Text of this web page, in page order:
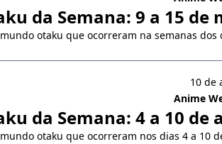
da Semana: 9 a 15 de
otaku que ocorreram na semanas dos
10 de
Anime
da Semana: 4 a 10 de
otaku que ocorreram nos dias 4 a 10